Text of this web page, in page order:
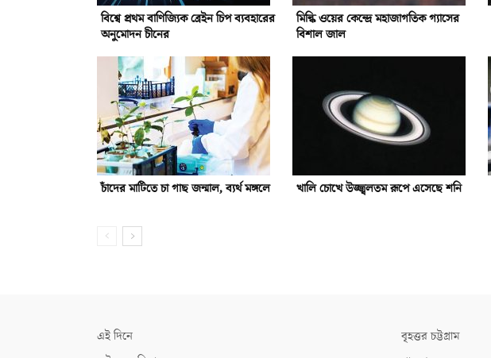
বিশ্বে প্রথম বাণিজ্যিক ব্রেইন চিপ ব্যবহারের
অনুমোদন চীনের
মিল্কি ওয়ের কেন্দ্রে মহাজাগতিক গ্যাসের
বিশাল জাল
চাঁদের মাটিতে চা গাছ জন্মাল, ব্যর্থ মঙ্গলে খালি চোখে উজ্জ্বলতম রূপে এসেছে শনি
এই দিনে
বৃহত্তর চট্টগ্রাম